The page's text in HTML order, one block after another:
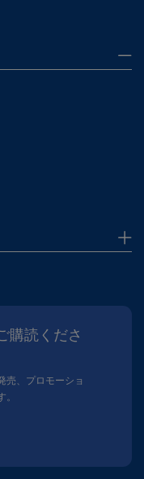
購読くださ
売、プロモーショ